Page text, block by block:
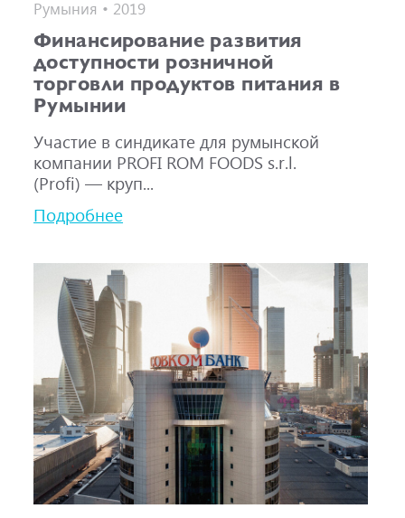
Румыния • 2019
Финансирование развития
доступности розничной
торговли продуктов питания в
Румынии
Участие в синдикате для румынской
компании PROFI ROM FOODS s.r.l.
(Profi) — круп...
Подробнее